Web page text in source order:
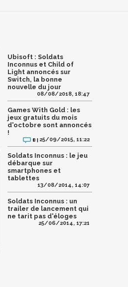
Ubisoft : Soldats
Inconnus et Child of
Light annoncés sur
Switch, la bonne
nouvelle du jour
08/08/2018, 18:47
Games With Gold : les
jeux gratuits du mois
d'octobre sont annoncés
!
8 | 25/09/2015, 11:22
Soldats Inconnus : le jeu
débarque sur
smartphones et
tablettes
13/08/2014, 14:07
Soldats Inconnus : un
trailer de lancement qui
ne tarit pas d'éloges
25/06/2014, 17:21